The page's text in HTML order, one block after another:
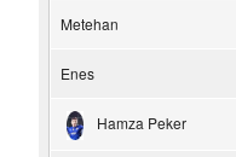
Metehan
Enes
Hamza Peker